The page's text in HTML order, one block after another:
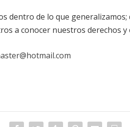
dentro de lo que
a conocer nuestros derechos y